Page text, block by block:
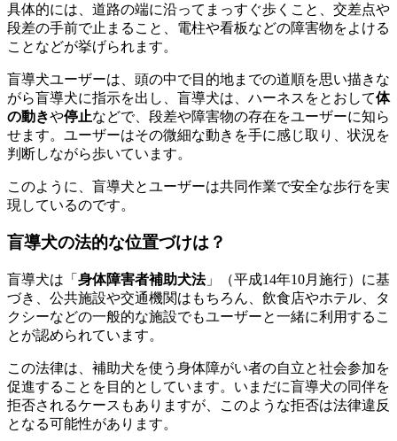
具体的には、道路の端に沿ってまっすぐ歩くこと、交差点や
段差の手前で止まること、電柱や看板などの障害物をよける
ことなどが挙げられます。
盲導犬ユーザーは、頭の中で目的地までの道順を思い描きな
がら盲導犬に指示を出し、盲導犬は、ハーネスをとおして体
の動きや停止などで、段差や障害物の存在をユーザーに知ら
せます。ユーザーはその微細な動きを手に感じ取り、状況を
判断しながら歩いています。
このように、盲導犬とユーザーは共同作業で安全な歩行を実
現しているのです。
盲導犬の法的な位置づけは？
盲導犬は「 身体障害者補助犬法」（平成14年10月施行）に基
づき、公共施設や交通機関はもちろん、飲食店やホテル、タ
クシーなどの一般的な施設でもユーザーと一緒に利用するこ
とが認められています。
この法律は、 補助犬を使う身体障がい者の自立と社会参加を
促進する ことを目的としています。いまだに盲導犬の同伴を
拒否されるケースもありますが、このような拒否は法律違反
となる可能性があります。